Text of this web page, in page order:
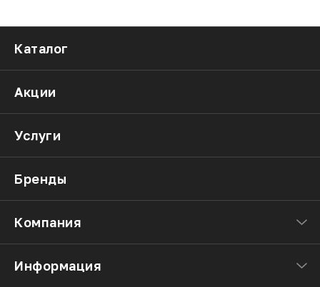
Каталог
Акции
Услуги
Бренды
Компания
Информация